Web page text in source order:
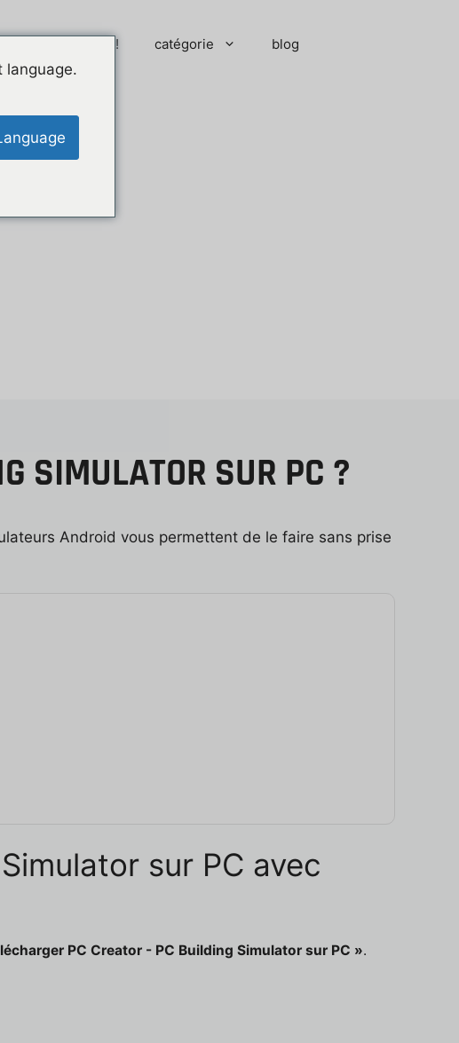
du moment ! catégorie blog
SIMULATOR SUR PC ?
Android vous permettent de le faire sans prise
sur PC avec
PC Creator - PC Building Simulator sur PC ».
language.